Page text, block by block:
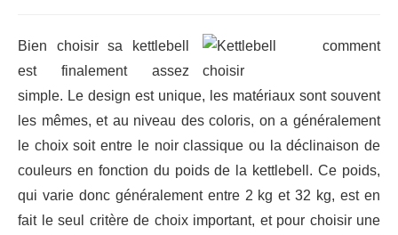
Bien choisir sa kettlebell
est finalement assez
simple. Le design est unique, les matériaux sont souvent
les mêmes, et au niveau des coloris, on a généralement
le choix soit entre le noir classique ou la déclinaison de
couleurs en fonction du poids de la kettlebell. Ce poids,
qui varie donc généralement entre 2 kg et 32 kg, est en
fait le seul critère de choix important, et pour choisir une